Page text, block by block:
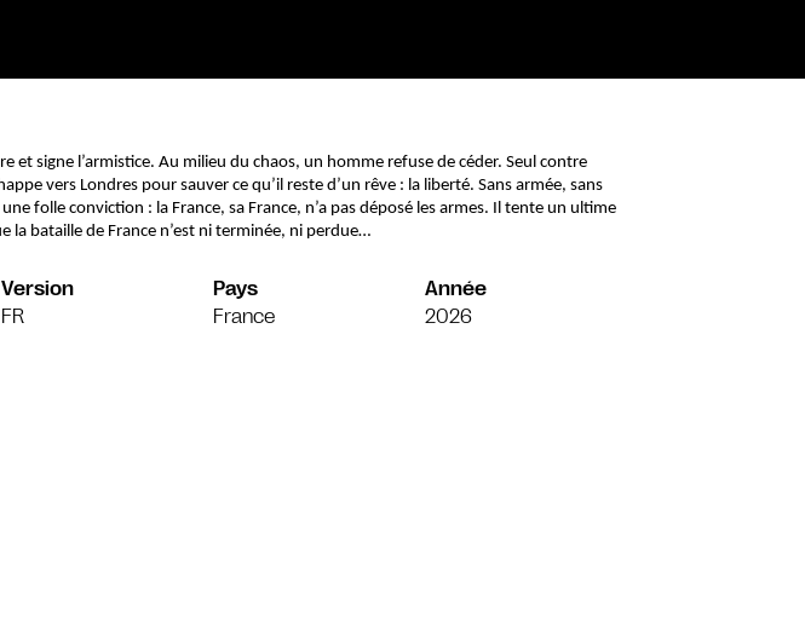
et signe l’armistice. Au milieu du chaos, un homme refuse de céder. Seul contre
vers Londres pour sauver ce qu’il reste d’un rêve : la liberté. Sans armée, sans
folle conviction : la France, sa France, n’a pas déposé les armes. Il tente un ultime
la bataille de France n’est ni terminée, ni perdue…
Version
FR
Pays
France
Année
2026